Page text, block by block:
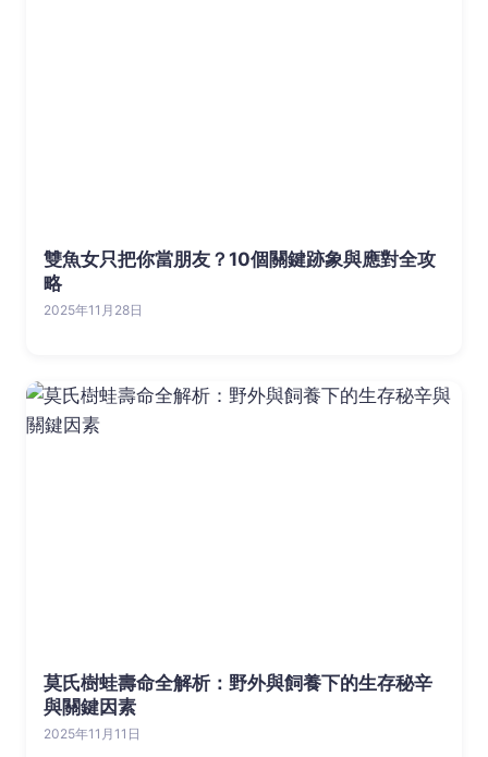
雙魚女只把你當朋友？10個關鍵跡象與應對全攻
略
2025年11月28日
莫氏樹蛙壽命全解析：野外與飼養下的生存秘辛
與關鍵因素
2025年11月11日